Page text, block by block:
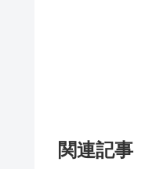
関連記事